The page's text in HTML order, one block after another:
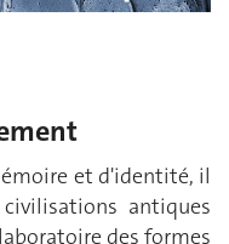
et d'identité, il
antiques
des formes